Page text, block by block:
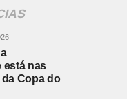
está nas
Copa do